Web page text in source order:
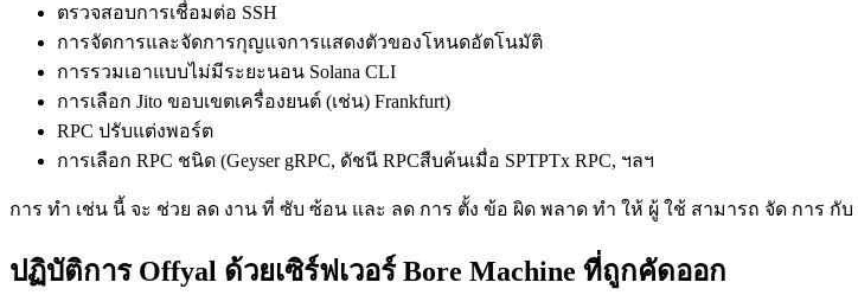
ตรวจสอบการเชื่อมต่อ SSH
การจัดการและจัดการกุญแจการแสดงตัวของโหนดอัตโนมัติ
การรวมเอาแบบไม่มีระยะนอน Solana CLI
การเลือก Jito ขอบเขตเครื่องยนต์ (เช่น) Frankfurt)
RPC ปรับแต่งพอร์ต
การเลือก RPC ชนิด (Geyser gRPC, ดัชนี RPCสืบค้นเมื่อ SPTPTx RPC, ฯลฯ
การ ทํา เช่น นี้ จะ ช่วย ลด งาน ที่ ซับ ซ้อน และ ลด การ ตั้ง ข้อ ผิด พลาด ทํา ให้ ผู้ ใช้ สามารถ จัด การ กั
ปฏิบัติการ Offyal ด้วยเซิร์ฟเวอร์ Bore Machine ที่ถูกคัดออก